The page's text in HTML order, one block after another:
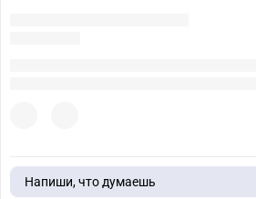
Напиши, что думаешь